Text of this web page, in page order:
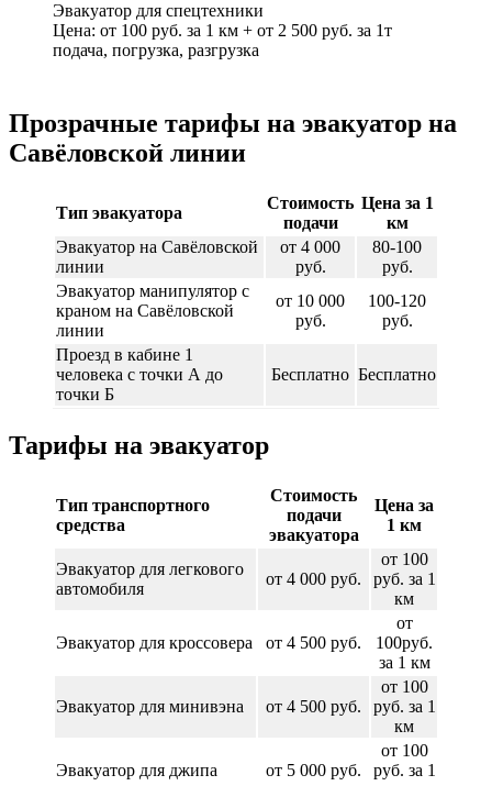
Эвакуатор для спецтехники
Цена: от 100 руб. за 1 км + от 2 500 руб. за 1т
подача, погрузка, разгрузка
Прозрачные тарифы на эвакуатор на
Савёловской линии
Тип эвакуатора
Стоимость
подачи
Цена за 1
км
Эвакуатор на Савёловской
линии
от 4 000
руб.
80-100
руб.
Эвакуатор манипулятор с
краном на Савёловской
линии
от 10 000
руб.
100-120
руб.
Проезд в кабине 1
человека с точки А до
точки Б
Бесплатно Бесплатно
Тарифы на эвакуатор
Тип транспортного
средства
Стоимость
подачи
эвакуатора
Цена за
1 км
Эвакуатор для легкового
автомобиля
от 4 000 руб.
от 100
руб. за 1
км
Эвакуатор для кроссовера от 4 500 руб.
от
100руб.
за 1 км
Эвакуатор для минивэна от 4 500 руб.
от 100
руб. за 1
км
Эвакуатор для джипа от 5 000 руб.
от 100
руб. за 1